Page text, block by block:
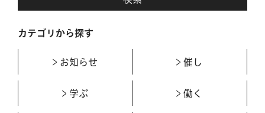
カテゴリから探す
お知らせ 催し
学ぶ 働く